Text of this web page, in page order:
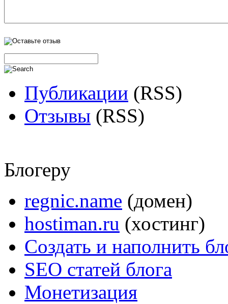
Публикации (RSS)
Отзывы (RSS)
Блогеру
regnic.name (домен)
hostiman.ru (хостинг)
Создать и наполнить
SEO статей блога
Монетизация